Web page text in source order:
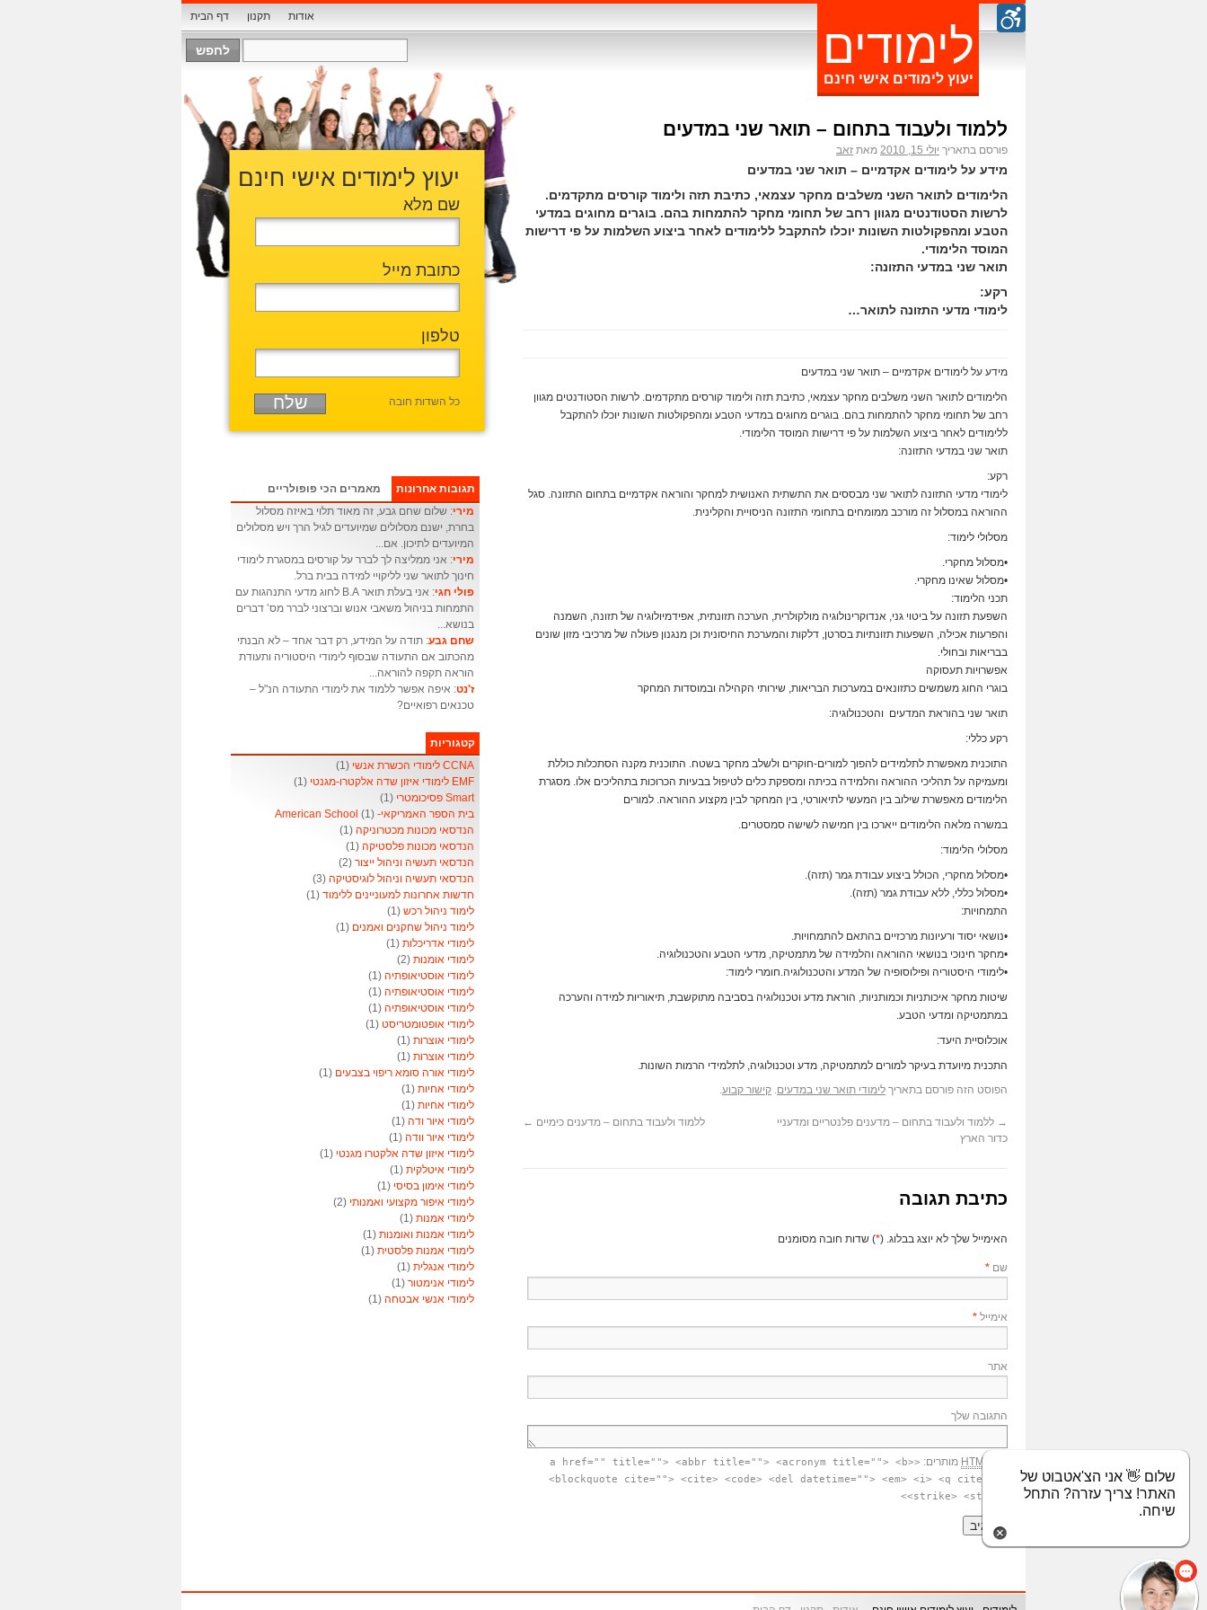
לימודים
יעוץ לימודים אישי חינם
אודות תקנון דף הבית
ללמוד ולעבוד בתחום – תואר שני במדעים
פורסם בתאריך יולי 15, 2010 מאת זאב
מידע על לימודים אקדמיים – תואר שני במדעים
הלימודים לתואר השני משלבים מחקר עצמאי, כתיבת תזה ולימוד קורסים מתקדמים.
לרשות הסטודנטים מגוון רחב של תחומי מחקר להתמחות בהם. בוגרים מחוגים במדעי
הטבע ומהפקולטות השונות יוכלו להתקבל ללימודים לאחר ביצוע השלמות על פי דרישות
המוסד הלימודי.
תואר שני במדעי התזונה:
רקע:
לימודי מדעי התזונה לתואר…
מידע על לימודים אקדמיים – תואר שני במדעים
הלימודים לתואר השני משלבים מחקר עצמאי, כתיבת תזה ולימוד קורסים מתקדמים. לרשות הסטודנטים מגוון
רחב של תחומי מחקר להתמחות בהם. בוגרים מחוגים במדעי הטבע ומהפקולטות השונות יוכלו להתקבל
ללימודים לאחר ביצוע השלמות על פי דרישות המוסד הלימודי.
תואר שני במדעי התזונה:
רקע:
לימודי מדעי התזונה לתואר שני מבססים את התשתית האנושית למחקר והוראה אקדמיים בתחום התזונה. סגל
ההוראה במסלול זה מורכב ממומחים בתחומי התזונה הניסויית והקלינית.
מסלולי לימוד:
•מסלול מחקרי.
•מסלול שאינו מחקרי.
תכני הלימוד:
השפעת תזונה על ביטוי גני, אנדוקרינולוגיה מולקולרית, הערכה תזונתית, אפידמיולוגיה של תזונה, השמנה
והפרעות אכילה, השפעות תזונתיות בסרטן, דלקות והמערכת החיסונית וכן מנגנון פעולה של מרכיבי מזון שונים
בבריאות ובחולי.
אפשרויות תעסוקה
בוגרי החוג משמשים כתזונאים במערכות הבריאות, שירותי הקהילה ובמוסדות המחקר
תואר שני בהוראת המדעים והטכנולוגיה:
רקע כללי:
התוכנית מאפשרת לתלמידים להפוך למורים-חוקרים ולשלב מחקר בשטח. התוכנית מקנה הסתכלות כוללת
ומעמיקה על תהליכי ההוראה והלמידה בכיתה ומספקת כלים לטיפול בבעיות הכרוכות בתהליכים אלו. מסגרת
הלימודים מאפשרת שילוב בין המעשי לתיאורטי, בין המחקר לבין מקצוע ההוראה. למורים
במשרה מלאה הלימודים ייארכו בין חמישה לשישה סמסטרים.
מסלולי הלימוד:
•מסלול מחקרי, הכולל ביצוע עבודת גמר (תזה).
•מסלול כללי, ללא עבודת גמר (תזה).
התמחויות:
•נושאי יסוד ורעיונות מרכזיים בהתאם להתמחויות.
•מחקר חינוכי בנושאי ההוראה והלמידה של מתמטיקה, מדעי הטבע והטכנולוגיה.
•לימודי היסטוריה ופילוסופיה של המדע והטכנולוגיה.חומרי לימוד:
שיטות מחקר איכותניות וכמותניות, הוראת מדע וטכנולוגיה בסביבה מתוקשבת, תיאוריות למידה והערכה
במתמטיקה ומדעי הטבע.
אוכלוסיית היעד:
התכנית מיועדת בעיקר למורים למתמטיקה, מדע וטכנולוגיה, לתלמידי הרמות השונות.
הפוסט הזה פורסם בתאריך לימודי תואר שני במדעים. קישור קבוע.
→ ללמוד ולעבוד בתחום – מדענים פלנטריים ומדעניי
כדור הארץ
ללמוד ולעבוד בתחום – מדענים כימיים ←
כתיבת תגובה
האימייל שלך לא יוצג בבלוג. (*) שדות חובה מסומנים
שם *
אימייל *
אתר
התגובה שלך
HTML מותרים:
<a href="" title=""> <abbr title=""> <acronym title=""> <b>
<blockquote cite=""> <cite> <code> <del datetime=""> <em> <i> <q cite="">
<strike> <strong>
יעוץ לימודים אישי חינם
שם מלא
כתובת מייל
טלפון
כל השדות חובה
תגובות אחרונות
מאמרים הכי פופולריים
מירי: שלום שחם גבע, זה מאוד תלוי באיזה מסלול
בחרת, ישנם מסלולים שמיועדים לגיל הרך ויש מסלולים
המיועדים לתיכון. אם...
מירי: אני ממליצה לך לברר על קורסים במסגרת לימודי
חינוך לתואר שני לליקויי למידה בבית ברל.
פולי חגי
: אני בעלת תואר B.A לחוג מדעי התנהגות עם
התמחות בניהול משאבי אנוש וברצוני לברר מס’ דברים
בנושא...
שחם גבע: תודה על המידע, רק דבר אחד – לא הבנתי
מהכתוב אם התעודה שבסוף לימודי היסטוריה ותעודת
הוראה תקפה להוראה...
ז'נט: איפה אפשר ללמוד את לימודי התעודה הנ"ל –
טכנאים רפואיים?
קטגוריות
CCNA לימודי הכשרת אנשי
(1)
EMF לימודי איזון שדה אלקטרו-מגנטי
(1)
Smart פסיכומטרי
(1)
בית הספר האמריקאי- American School (1)
הנדסאי מכונות מכטרוניקה (1)
הנדסאי מכונות פלסטיקה (1)
הנדסאי תעשיה וניהול ייצור (2)
הנדסאי תעשיה וניהול לוגיסטיקה (3)
חדשות אחרונות למעוניינים ללימוד (1)
לימוד ניהול רכש (1)
לימוד ניהול שחקנים ואמנים (1)
לימודי אדריכלות (1)
לימודי אומנות (2)
לימודי אוסטיאופתיה (1)
לימודי אוסטיאופתיה (1)
לימודי אוסטיאופתיה (1)
לימודי אופטומטריסט (1)
לימודי אוצרות (1)
לימודי אוצרות (1)
לימודי אורה סומא ריפוי בצבעים (1)
לימודי אחיות (1)
לימודי אחיות (1)
לימודי איור ודה (1)
לימודי איור וודה (1)
לימודי איזון שדה אלקטרו מגנטי (1)
לימודי איטלקית (1)
לימודי אימון בסיסי (1)
לימודי איפור מקצועי ואמנותי (2)
לימודי אמנות (1)
לימודי אמנות ואומנות (1)
לימודי אמנות פלסטית (1)
לימודי אנגלית (1)
לימודי אנימטור (1)
לימודי אנשי אבטחה (1)
לימודי גנטיקאי קליני(1)
שלום 👋 אני הצ'אטבוט של
האתר! צריך עזרה? התחל
שיחה.